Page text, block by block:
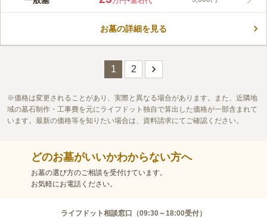
墓なので、生前申し込みをしてゆっくりと墓碑を検討することが
この霊園はまだ誰からも評価されていません。
お墓の詳細を見る
1 2
価格は変更されることがあり、実際と異なる場合があります。また、近隣地
域の墓石制作・工事費を元にライフドット独自で算出した価格が一部含まれて
います。最新の価格等を知りたい場合は、資料請求にてご確認ください。
どのお墓がいいかわからない方へ
お墓の選び方のご相談を受付けています。
お気軽にお電話ください。
ライフドット相談窓口（09:30～18:00受付）